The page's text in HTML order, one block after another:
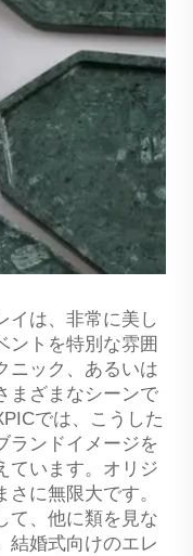
イは、非常に美し
ントを特別な雰囲
ニック、あるいは
まざまなシーンで
では、こうした
ランドイメージを
ています。オリジ
に無限大です。
て、他に類を見な
結婚式向けのエレ